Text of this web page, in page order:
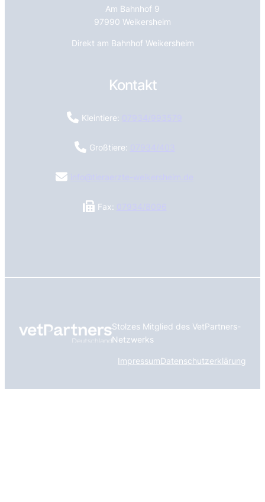
Am Bahnhof 9
97990 Weikersheim
Direkt am Bahnhof Weikersheim
Kontakt
Kleintiere: 07934/993579
Großtiere: 07934/403
info@tieraerzte-weikersheim.de
Fax: 07934/8096
Stolzes Mitglied des VetPartners-
Netzwerks
ImpressumDatenschutzerklärung